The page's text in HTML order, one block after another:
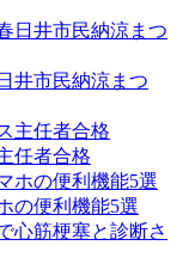
井市民納涼まつ
任者合格
の便利機能5選